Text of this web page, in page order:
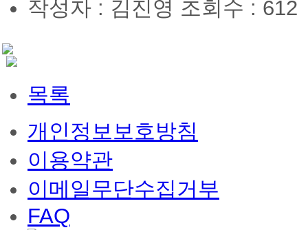
작성자 : 김진영 조회수 : 612
목록
개인정보보호방침
이용약관
이메일무단수집거부
FAQ